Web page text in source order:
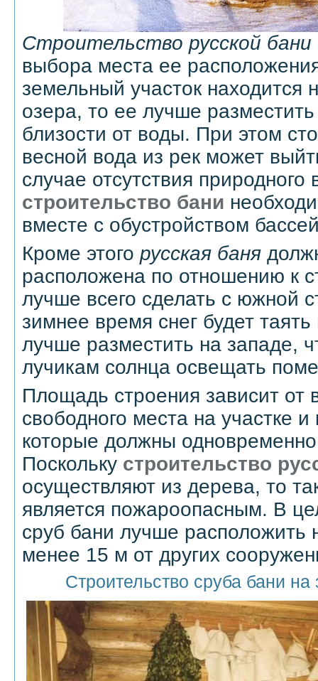
Строительство русской бани
выбора места ее
земельный участок находится
озера, то ее лучше
близости от воды. При этом
весной вода из рек может
случае отсутствия природного
строительство бани
вместе с обустройством
Кроме этого русская баня
расположена по отношению к
лучше всего сделать с южной
зимнее время снег будет
лучше разместить на западе,
лучикам солнца освещать
Площадь строения зависит от
свободного места на участке
которые должны
Поскольку строительство
осуществляют из дерева, то
является пожароопасным. В
сруб бани лучше расположить
менее 15 м от других
Строительство сруба бани на